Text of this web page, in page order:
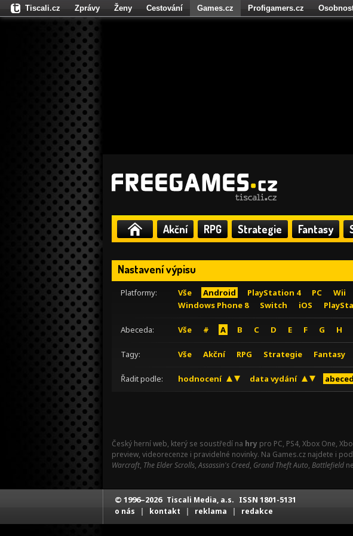
Akční RPG Strategie Fantasy
Nastavení výpisu
Platformy: Vše Android PlayStation 4 PC Wii
Windows Phone 8
Switch iOS
Abeceda: Vše # A B C D E F G H
Tagy: Vše Akční RPG Strategie Fantasy
Řadit podle: hodnocení data vydání
Český herní web, který se soustředí na hry pro PC, PS4, Xbox One,
preview, videorecenze i pravidelné novinky. Na Games.cz najdete i
Warcraft, The Elder Scrolls,Assassin's Creed, Grand Theft Auto, Battlefield
Tiscali.cz Zprávy Ženy Cestování Games.cz Profigamers.cz
Fights.cz
© 1996–2026 Tiscali Media, a.s. ISSN 1801-5131
o nás | kontakt | reklama | redakce